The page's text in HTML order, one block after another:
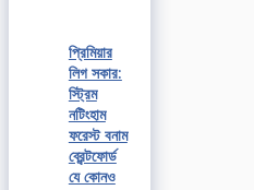
প্রিমিয়ার
লিগ সকার:
স্ট্রিম
নটিংহাম
ফরেস্ট বনাম
ব্রেন্টফোর্ড
যে কোনও